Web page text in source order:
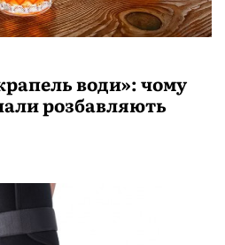
води»: чому
розбавляють